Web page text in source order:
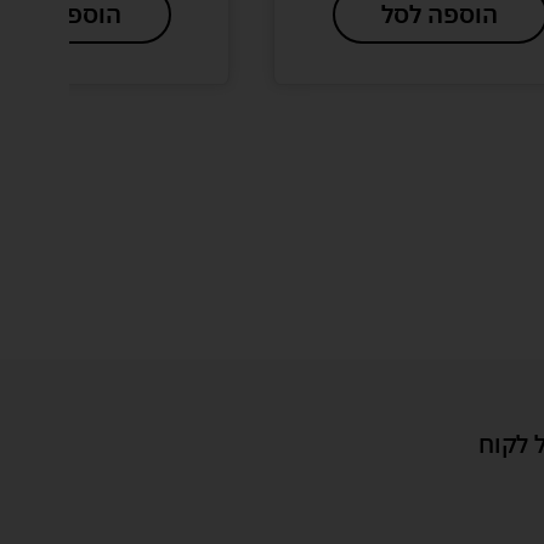
הוספה לסל הוספה לסל
לקוח